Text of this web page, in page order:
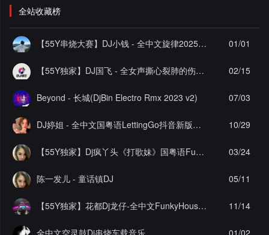
全站收藏榜
【55Y串烧大赛】DJ小钱 - 全中文旋律2025抖音热播精选串烧 01/01
【55Y独家】DJ国飞 - 全女声撕心裂肺的伤感情歌精选集-HiFi高清立体声车载连版大碟 02/15
Beyond - 长城(DjBin Electro Rmx 2023 v2) 07/03
DJ婷姐 - 全中文国粤语LettingGo抖音新版慢摇串烧 10/29
【55Y独家】Dj疯丫头《打歌妹》国粤语Funk音乐抖音热播55Y车载串烧 03/24
陈一发儿 - 童话镇DJ 05/11
【55Y独家】花都Dj龙仔-全中文FunkyHouse音乐近期网络流行热播慢摇串烧 11/14